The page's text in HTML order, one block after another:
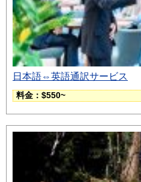
日本語⇔英語通訳サービス
料金：$550~